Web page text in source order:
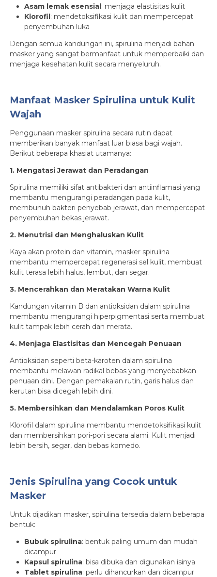
Asam lemak esensial: menjaga elastisitas kulit
Klorofil: mendetoksifikasi kulit dan mempercepat
penyembuhan luka
Dengan semua kandungan ini, spirulina menjadi bahan
masker yang sangat bermanfaat untuk memperbaiki dan
menjaga kesehatan kulit secara menyeluruh.
Manfaat Masker Spirulina untuk Kulit
Wajah
Penggunaan masker spirulina secara rutin dapat
memberikan banyak manfaat luar biasa bagi wajah.
Berikut beberapa khasiat utamanya:
1. Mengatasi Jerawat dan Peradangan
Spirulina memiliki sifat antibakteri dan antiinflamasi yang
membantu mengurangi peradangan pada kulit,
membunuh bakteri penyebab jerawat, dan mempercepat
penyembuhan bekas jerawat.
2. Menutrisi dan Menghaluskan Kulit
Kaya akan protein dan vitamin, masker spirulina
membantu mempercepat regenerasi sel kulit, membuat
kulit terasa lebih halus, lembut, dan segar.
3. Mencerahkan dan Meratakan Warna Kulit
Kandungan vitamin B dan antioksidan dalam spirulina
membantu mengurangi hiperpigmentasi serta membuat
kulit tampak lebih cerah dan merata.
4. Menjaga Elastisitas dan Mencegah Penuaan
Antioksidan seperti beta-karoten dalam spirulina
membantu melawan radikal bebas yang menyebabkan
penuaan dini. Dengan pemakaian rutin, garis halus dan
kerutan bisa dicegah lebih dini.
5. Membersihkan dan Mendalamkan Poros Kulit
Klorofil dalam spirulina membantu mendetoksifikasi kulit
dan membersihkan pori-pori secara alami. Kulit menjadi
lebih bersih, segar, dan bebas komedo.
Jenis Spirulina yang Cocok untuk
Masker
Untuk dijadikan masker, spirulina tersedia dalam beberapa
bentuk:
Bubuk spirulina: bentuk paling umum dan mudah
dicampur
Kapsul spirulina: bisa dibuka dan digunakan isinya
Tablet spirulina: perlu dihancurkan dan dicampur